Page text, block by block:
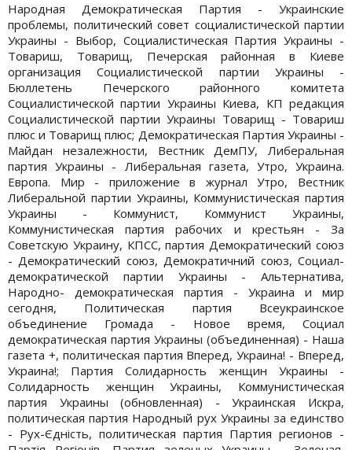
Народная Демократическая Партия - Украинские
проблемы, политический совет социалистической партии
Украины - Выбор, Социалистическая Партия Украины -
Товариш, Товарищ, Печерская районная в Киеве
организация Социалистической партии Украины -
Бюллетень Печерского районного комитета
Социалистической партии Украины Киева, КП редакция
Социалистической партии Украины Товарищ - Товариш
плюс и Товарищ плюс; Демократическая Партия Украины -
Майдан незалежности, Вестник ДемПУ, Либеральная
партия Украины - Либеральная газета, Утро, Украина.
Европа. Мир - приложение в журнал Утро, Вестник
Либеральной партии Украины, Коммунистическая партия
Украины - Коммунист, Коммунист Украины,
Коммунистическая партия рабочих и крестьян - За
Советскую Украину, КПСС, партия Демократический союз
- Демократический союз, Демократичний союз, Социал-
демократической партии Украины - Альтернатива,
Народно- демократическая партия - Украина и мир
сегодня, Политическая партия Всеукраинское
объединение Громада - Новое время, Социал
демократическая партия Украины (объединенная) - Наша
газета +, политическая партия Вперед, Украина! - Вперед,
Украина!; Партия Солидарность женщин Украины -
Солидарность женщин Украины, Коммунистическая
партия Украины (обновленная) - Украинская Искра,
политическая партия Народный рух Украины за единство
- Рух-Єднiсть, политическая партия Партия регионов -